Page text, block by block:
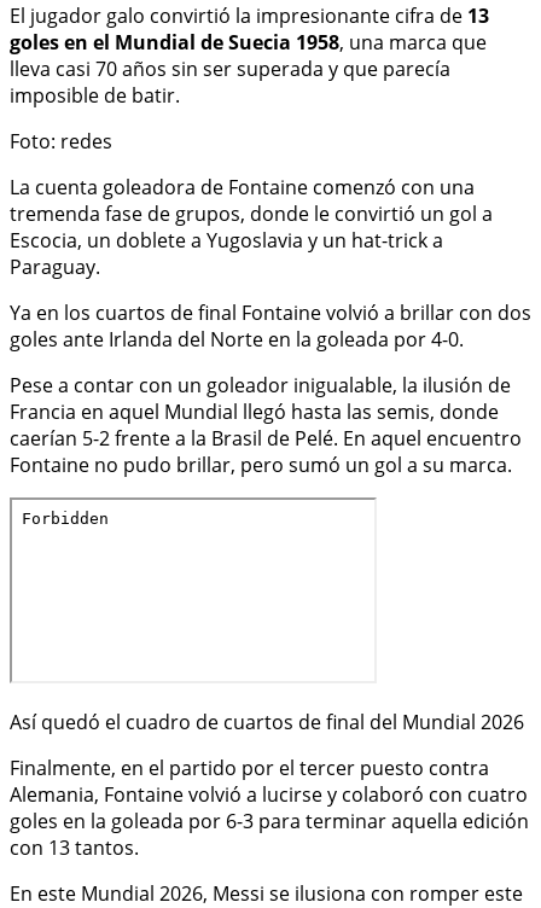
El jugador galo convirtió la impresionante cifra de 13
goles en el Mundial de Suecia 1958, una marca que
lleva casi 70 años sin ser superada y que parecía
imposible de batir.
Foto: redes
La cuenta goleadora de Fontaine comenzó con una
tremenda fase de grupos, donde le convirtió un gol a
Escocia, un doblete a Yugoslavia y un hat-trick a
Paraguay.
Ya en los cuartos de final Fontaine volvió a brillar con dos
goles ante Irlanda del Norte en la goleada por 4-0.
Pese a contar con un goleador inigualable, la ilusión de
Francia en aquel Mundial llegó hasta las semis, donde
caerían 5-2 frente a la Brasil de Pelé. En aquel encuentro
Fontaine no pudo brillar, pero sumó un gol a su marca.
Así quedó el cuadro de cuartos de final del Mundial 2026
Finalmente, en el partido por el tercer puesto contra
Alemania, Fontaine volvió a lucirse y colaboró con cuatro
goles en la goleada por 6-3 para terminar aquella edición
con 13 tantos.
En este Mundial 2026, Messi se ilusiona con romper este